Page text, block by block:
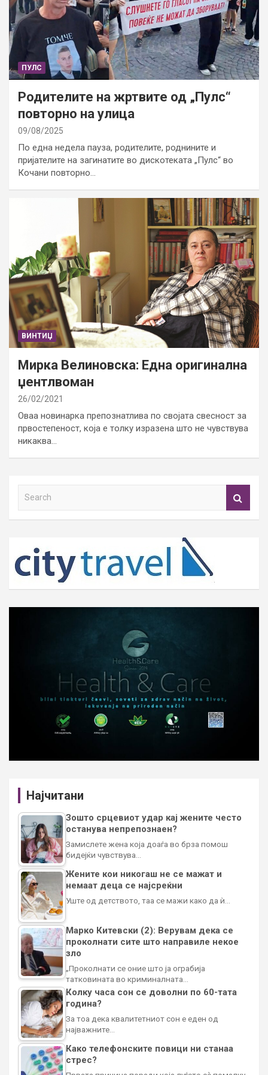
ПУЛС
Родителите на жртвите од „Пулс“
повторно на улица
09/08/2025
По една недела пауза, родителите, роднините и
пријателите на загинатите во дискотеката „Пулс“ во
Кочани повторно…
ВИНТИЏ
Мирка Велиновска: Една оригинална
џентлвоман
26/02/2021
Оваа новинарка препознатлива по својата свесност за
првостепеност, која е толку изразена што не чувствува
никаква…
h
Најчитани
Зошто срцевиот удар кај жените често
останува непрепознаен?
Замислете жена која доаѓа во брза помош
бидејќи чувствува…
Жените кои никогаш не се мажат и
немаат деца се најсреќни
Уште од детството, таа се мажи како да ѝ…
Марко Китевски (2): Верувам дека се
проколнати сите што направиле некое
зло
„Проколнати се оние што ја ограбија
татковината во криминалната…
Колку часа сон се доволни по 60-тата
година?
За тоа дека квалитетниот сон е еден од
најважните…
Како телефонските повици ни станаа
стрес?